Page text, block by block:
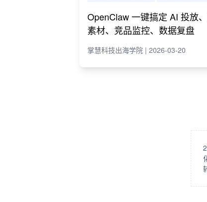
OpenClaw 一键搞定 AI 投放
素材、竞品监控、数据复盘
掌慧科技出海学院 | 2026-03-20